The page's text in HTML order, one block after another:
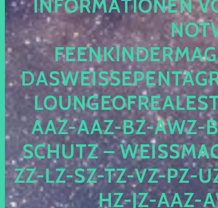
NFORMATIONEN
AZ-AAZ-BZ-AWZ-
CHUTZ –
-LZ-SZ-TZ-VZ-PZ-UZ-
-JZ-AAZ-